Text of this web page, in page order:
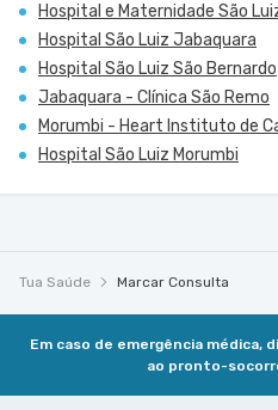
Hospital e Maternidade São
Hospital São Luiz Jabaquara
Hospital São Luiz São Bernardo
Jabaquara - Clínica São Remo
Morumbi - Heart Instituto de
Hospital São Luiz Morumbi
Tua Saúde Marcar Consulta
Em caso de emergência médica,
ao pronto-